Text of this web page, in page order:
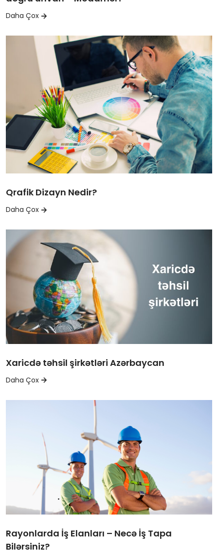
Daha Çox
Qrafik Dizayn Nedir?
Daha Çox
Xaricdə təhsil şirkətləri Azərbaycan
Daha Çox
Rayonlarda İş Elanları – Necə İş Tapa
Bilərsiniz?